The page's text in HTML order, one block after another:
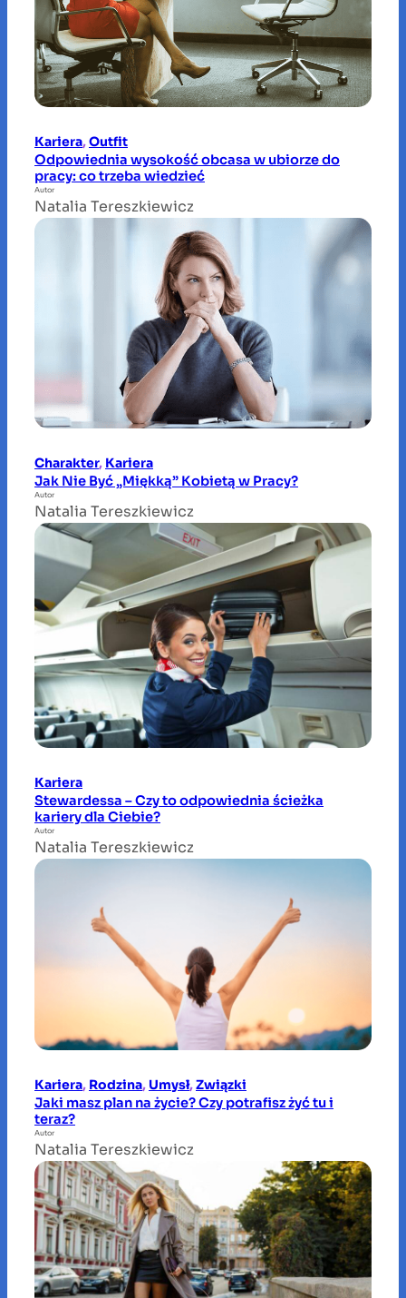
Kariera, Outfit
Odpowiednia wysokość obcasa w ubiorze do
pracy: co trzeba wiedzieć
Autor
Natalia Tereszkiewicz
Charakter, Kariera
Jak Nie Być „Miękką” Kobietą w Pracy?
Autor
Natalia Tereszkiewicz
Kariera
Stewardessa – Czy to odpowiednia ścieżka
kariery dla Ciebie?
Autor
Natalia Tereszkiewicz
Kariera, Rodzina, Umysł, Związki
Jaki masz plan na życie? Czy potrafisz żyć tu i
teraz?
Autor
Natalia Tereszkiewicz